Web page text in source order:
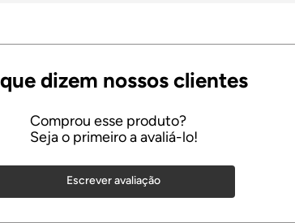
Escrever avaliação